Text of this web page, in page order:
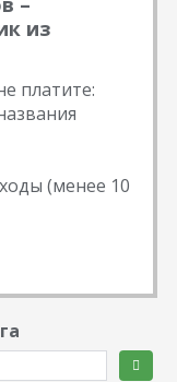
из
платите:
(менее 10